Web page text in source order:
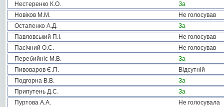
Нестеренко К.О.
За
Новіков М.М.
Не голосував
Остапенко А.Д.
За
Павловський П.І.
Не голосував
Пасічний О.С.
Не голосував
Перебийніс М.В.
За
Пивоваров Є.П.
Відсутній
Подгорна В.В.
За
Припутень Д.С.
За
Пуртова А.А.
Не голосувала